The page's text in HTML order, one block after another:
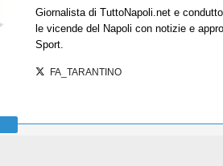
Giornalista di TuttoNapoli.net e
le vicende del Napoli con notizie e
Sport.
FA_TARANTINO